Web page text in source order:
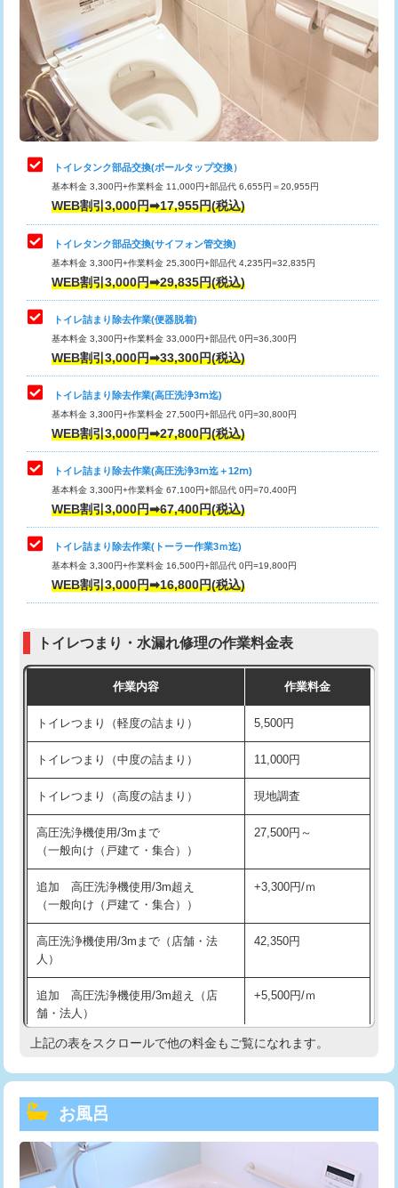
トイレタンク部品交換(ボールタップ交換）
基本料金 3,300円+作業料金 11,000円+部品代 6,655円＝20,955円
WEB割引3,000円➡17,955円(税込)
トイレタンク部品交換(サイフォン管交換)
基本料金 3,300円+作業料金 25,300円+部品代 4,235円=32,835円
WEB割引3,000円➡29,835円(税込)
トイレ詰まり除去作業(便器脱着)
基本料金 3,300円+作業料金 33,000円+部品代 0円=36,300円
WEB割引3,000円➡33,300円(税込)
トイレ詰まり除去作業(高圧洗浄3ⅿ迄)
基本料金 3,300円+作業料金 27,500円+部品代 0円=30,800円
WEB割引3,000円➡27,800円(税込)
トイレ詰まり除去作業(高圧洗浄3ⅿ迄＋12ⅿ)
基本料金 3,300円+作業料金 67,100円+部品代 0円=70,400円
WEB割引3,000円➡67,400円(税込)
トイレ詰まり除去作業(トーラー作業3ｍ迄)
基本料金 3,300円+作業料金 16,500円+部品代 0円=19,800円
WEB割引3,000円➡16,800円(税込)
トイレつまり・水漏れ修理の作業料金表
作業内容 作業料金
トイレつまり（軽度の詰まり） 5,500円
トイレつまり（中度の詰まり） 11,000円
トイレつまり（高度の詰まり） 現地調査
高圧洗浄機使用/3mまで
（一般向け（戸建て・集合））
27,500円～
追加 高圧洗浄機使用/3m超え
（一般向け（戸建て・集合））
+3,300円/ｍ
高圧洗浄機使用/3mまで（店舗・法
人）
42,350円
追加 高圧洗浄機使用/3m超え（店
舗・法人）
+5,500円/ｍ
高度高圧洗浄換 現地調査
トーラー機使用/3mまで
追加トーラー機使用/3m超え
上記の表をスクロールで他の料金もご覧になれます。
お風呂